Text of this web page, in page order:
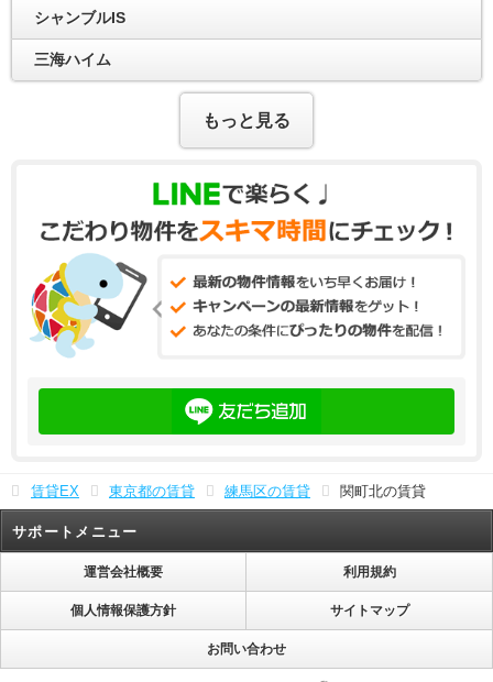
シャンブルIS
三海ハイム
もっと見る
賃貸EX 東京都の賃貸 練馬区の賃貸 関町北の賃貸
サポートメニュー
運営会社概要 利用規約
個人情報保護方針 サイトマップ
お問い合わせ